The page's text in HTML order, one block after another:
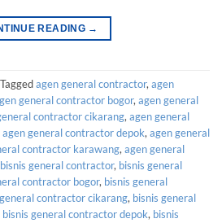
READING →
Taggedagen general contractor,agen
general contractor bogor,agen general
contractor cikarang,agen general
agen general contractor depok,agen general
contractor karawang,agen general
bisnis general contractor, bisnis general
contractor bogor, bisnis general
contractor cikarang, bisnis general
bisnis general contractor depok, bisnis